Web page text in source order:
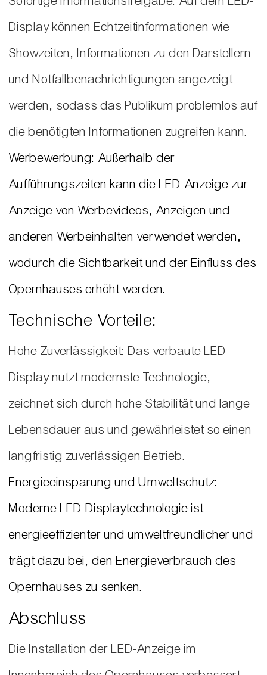
Display können Echtzeitinformationen wie
Showzeiten, Informationen zu den Darstellern
und Notfallbenachrichtigungen angezeigt
werden, sodass das Publikum problemlos auf
die benötigten Informationen zugreifen kann.
Werbewerbung: Außerhalb der
Aufführungszeiten kann die LED-Anzeige zur
Anzeige von Werbevideos, Anzeigen und
anderen Werbeinhalten verwendet werden,
wodurch die Sichtbarkeit und der Einfluss des
Opernhauses erhöht werden.
Technische Vorteile:
Hohe Zuverlässigkeit: Das verbaute LED-
Display nutzt modernste Technologie,
zeichnet sich durch hohe Stabilität und lange
Lebensdauer aus und gewährleistet so einen
langfristig zuverlässigen Betrieb.
Energieeinsparung und Umweltschutz:
Moderne LED-Displaytechnologie ist
energieeffizienter und umweltfreundlicher und
trägt dazu bei, den Energieverbrauch des
Opernhauses zu senken.
Abschluss
Die Installation der LED-Anzeige im